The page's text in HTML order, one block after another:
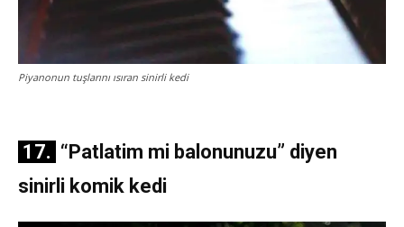
Piyanonun tuşlarını ısıran sinirli kedi
17. “Patlatim mi balonunuzu” diyen
sinirli komik kedi